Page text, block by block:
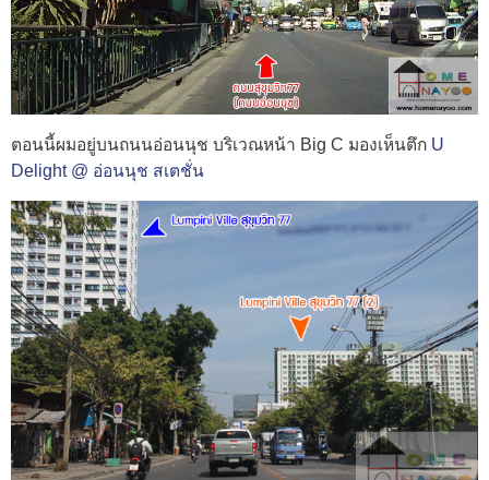
ตอนนี้ผมอยู่บนถนนอ่อนนุช บริเวณหน้า Big C มองเห็นตึก U
Delight @ อ่อนนุช สเตชั่น